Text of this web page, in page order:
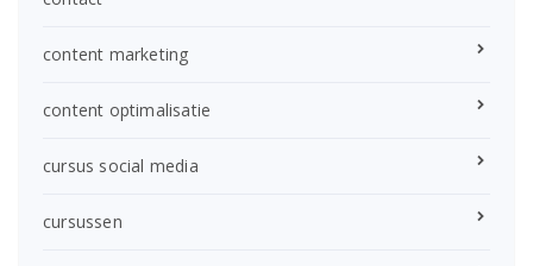
content marketing
content optimalisatie
cursus social media
cursussen